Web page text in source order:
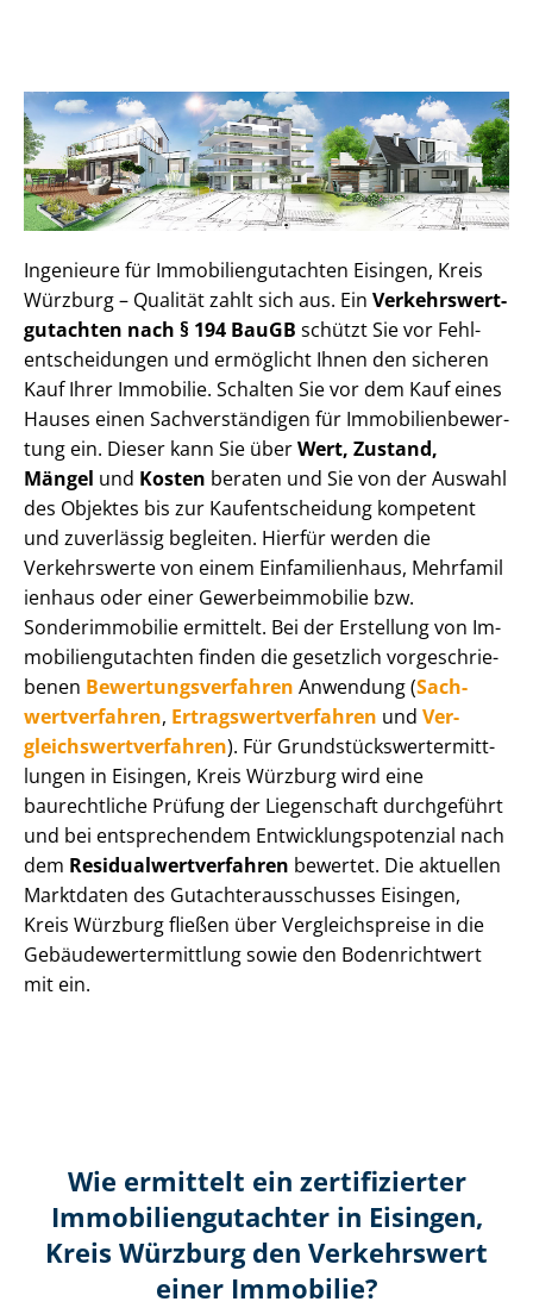
Ingenieure für Im­mo­bi­li­en­gut­ach­ten Eisingen, Kreis
Würzburg – Qualität zahlt sich aus. Ein Ver­kehrs­wert­
gut­ach­ten nach § 194 BauGB schützt Sie vor Fehl­
ent­schei­dun­gen und ermöglicht Ihnen den sicheren
Kauf Ihrer Immobilie. Schalten Sie vor dem Kauf eines
Hauses einen Sach­ver­stän­di­gen für Im­mo­bi­li­en­be­wer­
tung ein. Dieser kann Sie überWert, Zustand,
Mängel und Kosten beraten und Sie von der Auswahl
des Objektes bis zur Kauf­ent­schei­dung kompetent
und zuverlässig begleiten. Hierfür werden die
Verkehrswerte von einem Einfamilienhaus, Mehr­fa­mi­l
i­en­haus oder einer Ge­wer­be­im­mo­bi­lie bzw.
Sonderimmobilie ermittelt. Bei der Erstellung von Im­
mo­bi­li­en­gut­ach­ten finden die gesetzlich vor­ge­schrie­
be­nen Be­wer­tungs­ver­fah­ren Anwendung (Sach­
wert­ver­fah­ren, Er­trags­wert­ver­fah­ren und Ver­
gleichs­wert­ver­fah­ren). Für Grund­stücks­wert­ermitt­
lun­gen in Eisingen, Kreis Würzburg wird eine
baurechtliche Prüfung der Liegenschaft durchgeführt
und bei entsprechendem Ent­wick­lungs­po­ten­zi­al nach
dem Re­si­du­al­wert­ver­fah­ren bewertet. Die aktuellen
Marktdaten des Gut­ach­ter­aus­schus­ses Eisingen,
Kreis Würzburg fließen über Ver­gleichs­prei­se in die
Ge­bäu­de­wert­ermitt­lung sowie den Bodenrichtwert
mit ein.
Wie ermittelt ein zertifizierter
Immobilien­gutachter in Eisingen,
Kreis Würzburg den Verkehrswert
einer Immobilie?